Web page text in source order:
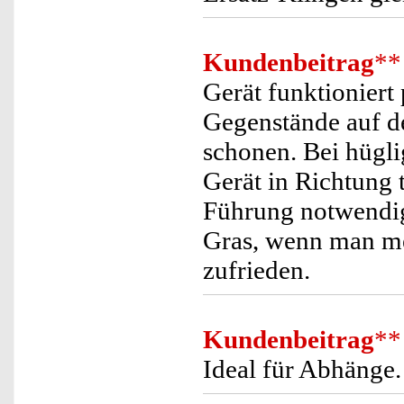
Kundenbeitrag**
Gerät funktioniert
Gegenstände auf
schonen. Bei
Gerät in Richtung
Führung
Gras, wenn man
zufrieden.
Kundenbeitrag**
Ideal für Abhänge.